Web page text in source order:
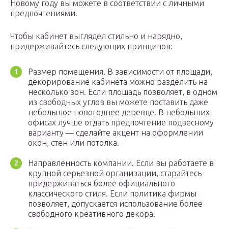
Новому году вы можете в соответствии с личными
предпочтениями.
Чтобы кабинет выглядел стильно и нарядно,
придерживайтесь следующих принципов:
Размер помещения. В зависимости от площади,
декорирование кабинета можно разделить на
несколько зон. Если площадь позволяет, в одном
из свободных углов вы можете поставить даже
небольшое новогоднее деревце. В небольших
офисах лучше отдать предпочтение подвесному
варианту — сделайте акцент на оформлении
окон, стен или потолка.
Направленность компании. Если вы работаете в
крупной серьезной организации, старайтесь
придерживаться более официального
классического стиля. Если политика фирмы
позволяет, допускается использование более
свободного креативного декора.